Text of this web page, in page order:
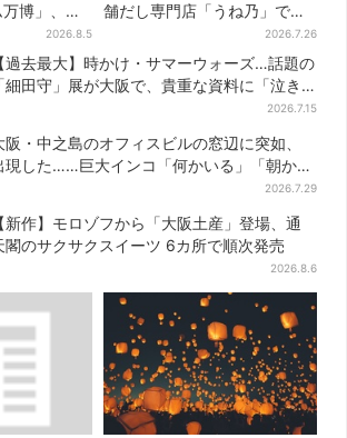
万博」、全
種超…初
ト」に行
2026.8.5
舗だし専門店「うね乃」で、
削りたて「かつお節」のモー
ニング登場
2026.7.26
【過去最大】時かけ・サマーウォーズ…話題の
「細田守」展が大阪で、貴重な資料に「泣き
2026.7.15
阪・中之島のオフィスビルの窓辺に突如、
現した……巨大インコ「何かいる」「朝から
2026.7.29
【新作】モロゾフから「大阪土産」登場、通
閣のサクサクスイーツ 6カ所で順次発売
2026.8.6